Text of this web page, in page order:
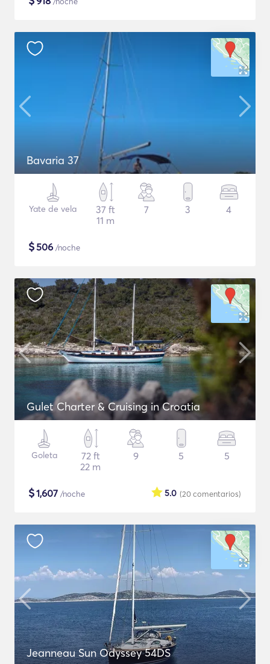
Bavaria 37
Yate de vela
37 ft
11 m
7 3 4
$506 /noche
Gulet Charter & Cruising in Croatia
Goleta
72 ft
22 m
9 5 5
$1,607 /noche (20comentarios)
5.0
Jeanneau Sun Odyssey 54DS